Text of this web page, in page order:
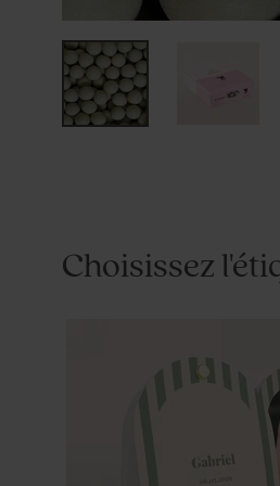
Choisissez